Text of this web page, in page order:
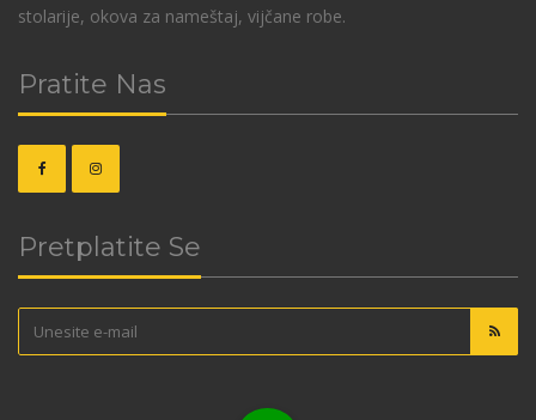
stolarije, okova za nameštaj, vijčane robe.
Pratite Nas
Pretplatite Se